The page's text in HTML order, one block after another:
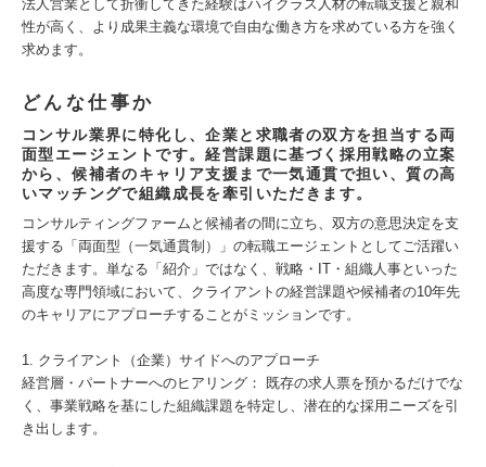
法人営業として折衝してきた経験はハイクラス人材の転職支援と親和
性が高く、より成果主義な環境で自由な働き方を求めている方を強く
求めます。
どんな仕事か
コンサル業界に特化し、企業と求職者の双方を担当する両
面型エージェントです。経営課題に基づく採用戦略の立案
から、候補者のキャリア支援まで一気通貫で担い、質の高
いマッチングで組織成長を牽引いただきます。
コンサルティングファームと候補者の間に立ち、双方の意思決定を支
援する「両面型（一気通貫制）」の転職エージェントとしてご活躍い
ただきます。単なる「紹介」ではなく、戦略・IT・組織人事といった
高度な専門領域において、クライアントの経営課題や候補者の10年先
のキャリアにアプローチすることがミッションです。
1. クライアント（企業）サイドへのアプローチ
経営層・パートナーへのヒアリング： 既存の求人票を預かるだけでな
く、事業戦略を基にした組織課題を特定し、潜在的な採用ニーズを引
き出します。